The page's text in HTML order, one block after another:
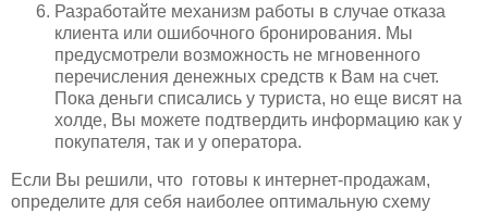
Разработайте механизм работы в случае отказа
клиента или ошибочного бронирования. Мы
предусмотрели возможность не мгновенного
перечисления денежных средств к Вам на счет.
Пока деньги списались у туриста, но еще висят на
холде, Вы можете подтвердить информацию как у
покупателя, так и у оператора.
Если Вы решили, что готовы к интернет-продажам,
определите для себя наиболее оптимальную схему